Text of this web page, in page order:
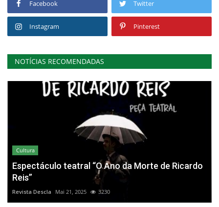
Facebook Twitter
Instagram Pinterest
NOTÍCIAS RECOMENDADAS
Cultura
Espectáculo teatral “O Ano da Morte de Ricardo
Reis”
Revista Descla Mai 21, 2025 3230